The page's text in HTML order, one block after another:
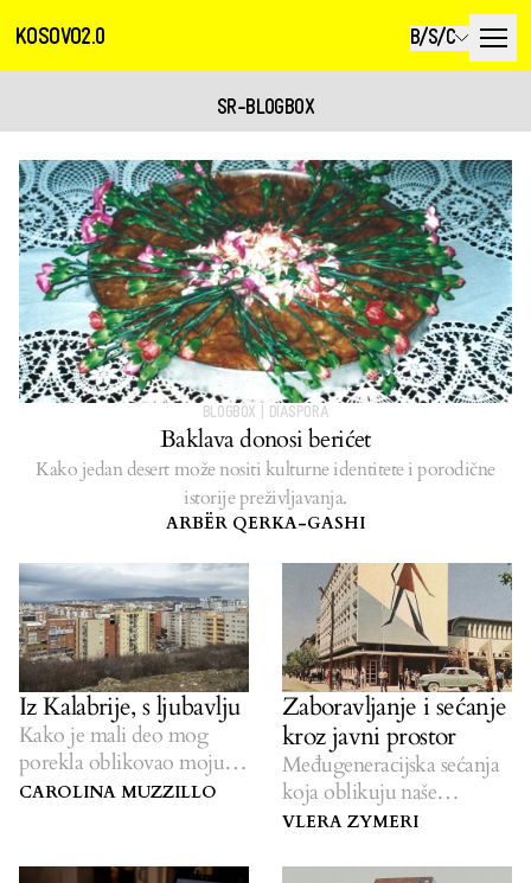
KOSOVO2.0 B/S/C
SR-BLOGBOX
BLOGBOX DIASPORA
Baklava donosi berićet
Kako jedan desert može nositi kulturne identitete i porodične
istorije preživljavanja.
ARBËR QERKA-GASHI
Iz Kalabrije, s ljubavlju
Kako je mali deo mog
porekla oblikovao moju
povezanost sa Kosovom.
CAROLINA MUZZILLO
Zaboravljanje i sećanje
kroz javni prostor
Međugeneracijska sećanja
koja oblikuju naše
gradove.
VLERA ZYMERI